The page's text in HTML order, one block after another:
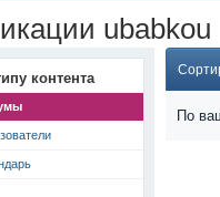
ubabkou
контента
По